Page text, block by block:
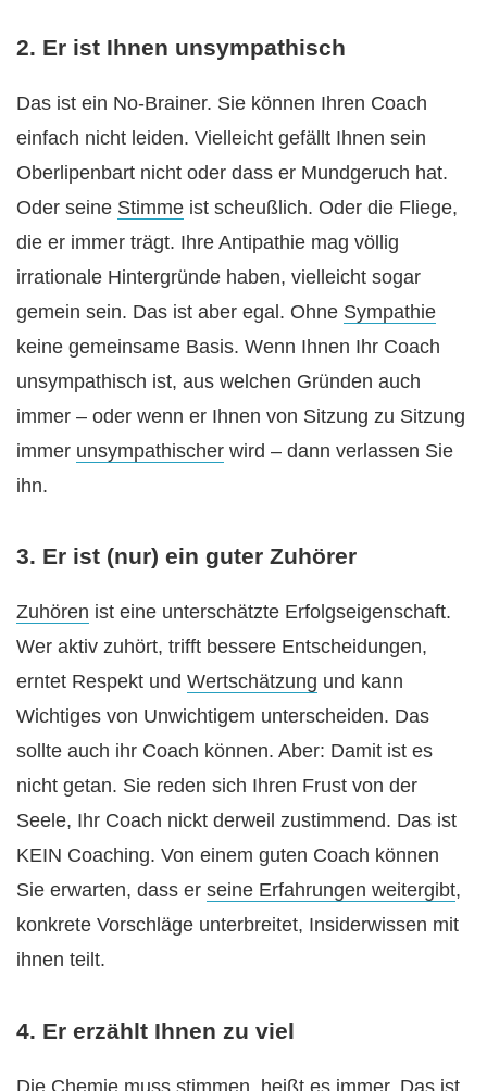
2. Er ist Ihnen unsympathisch
Das ist ein No-Brainer. Sie können Ihren Coach
einfach nicht leiden. Vielleicht gefällt Ihnen sein
Oberlipenbart nicht oder dass er Mundgeruch hat.
Oder seine Stimme ist scheußlich. Oder die Fliege,
die er immer trägt. Ihre Antipathie mag völlig
irrationale Hintergründe haben, vielleicht sogar
gemein sein. Das ist aber egal. Ohne Sympathie
keine gemeinsame Basis. Wenn Ihnen Ihr Coach
unsympathisch ist, aus welchen Gründen auch
immer – oder wenn er Ihnen von Sitzung zu Sitzung
immer unsympathischer wird – dann verlassen Sie
ihn.
3. Er ist (nur) ein guter Zuhörer
Zuhören ist eine unterschätzte Erfolgseigenschaft.
Wer aktiv zuhört, trifft bessere Entscheidungen,
erntet Respekt und Wertschätzung und kann
Wichtiges von Unwichtigem unterscheiden. Das
sollte auch ihr Coach können. Aber: Damit ist es
nicht getan. Sie reden sich Ihren Frust von der
Seele, Ihr Coach nickt derweil zustimmend. Das ist
KEIN Coaching. Von einem guten Coach können
Sie erwarten, dass er seine Erfahrungen weitergibt,
konkrete Vorschläge unterbreitet, Insiderwissen mit
ihnen teilt.
4. Er erzählt Ihnen zu viel